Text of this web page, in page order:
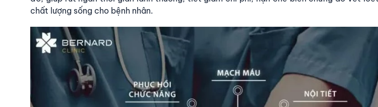
chất lượng sống cho bệnh nhân.